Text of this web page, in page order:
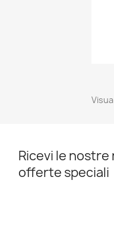
Ricevi le nostre
offerte speciali